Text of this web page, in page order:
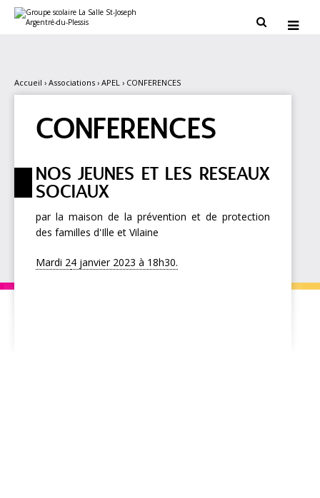
contenu.
personnels
 
Accueil › Associations › APEL › CONFERENCES
CONFERENCES
NOS JEUNES ET LES RESEAUX
SOCIAUX
par la maison de la prévention et de protection
des familles d'Ille et Vilaine
Mardi 24 janvier 2023 à 18h30.